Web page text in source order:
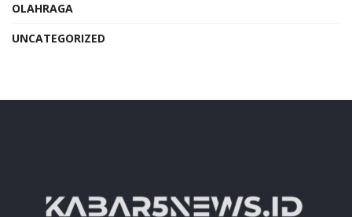
OLAHRAGA
UNCATEGORIZED